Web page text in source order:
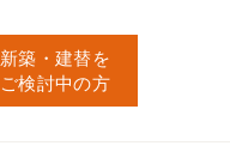
新築・建替を
ご検討中の方